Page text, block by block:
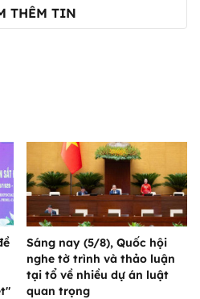
THÊM TIN
Sáng nay (5/8), Quốc hội
nghe tờ trình và thảo luận
tại tổ về nhiều dự án luật
quan trọng